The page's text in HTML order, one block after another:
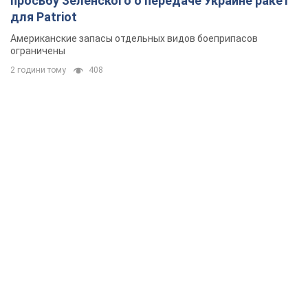
для Patriot
Американские запасы отдельных видов боеприпасов
ограничены
2 години тому 408